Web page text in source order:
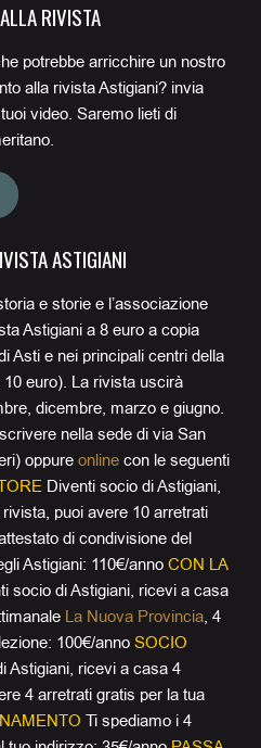
RIVISTA
potrebbe arricchire un nostro
alla rivista Astigiani? invia
video. Saremo lieti di
ASTIGIANI
e storie e l’associazione
Astigiani a 8 euro a copia
Asti e nei principali centri della
euro). La rivista uscirà
dicembre, marzo e giugno.
nella sede di via San
oppureonline con le seguenti
Diventi socio di Astigiani,
puoi avere 10 arretrati
di condivisione del
Astigiani: 110€/annoCON LA
socio di Astigiani, ricevi a casa
La Nuova Provincia, 4
100€/annoSOCIO
Astigiani, ricevi a casa 4
4 arretrati gratis per la tua
Ti spediamo i 4